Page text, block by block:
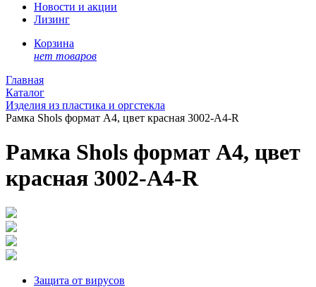
Новости и акции
Лизинг
Корзина
нет товаров
Главная
Каталог
Изделия из пластика и оргстекла
Рамка Shols формат А4, цвет красная 3002-A4-R
Рамка Shols формат А4, цвет
красная 3002-A4-R
Защита от вирусов